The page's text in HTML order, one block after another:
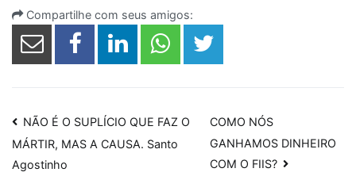
Compartilhe com seus amigos:
Navegação
de
NÃO É O SUPLÍCIO QUE FAZ O
MÁRTIR, MAS A CAUSA. Santo
Agostinho
COMO NÓS
GANHAMOS DINHEIRO
COM O FIIS?